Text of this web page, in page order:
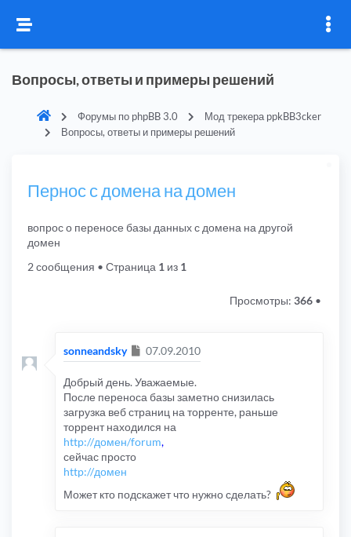
Вопросы, ответы и примеры решений
Форумы по phpBB 3.0
Мод трекера ppkBB3cker
Вопросы, ответы и примеры решений
Пернос с домена на домен
вопрос о переносе базы данных с домена на другой
домен
2 сообщения • Страница 1 из 1
Просмотры: 366 •
sonneandsky Сообщение
07.09.2010
Добрый день. Уважаемые.
После переноса базы заметно снизилась
загрузка веб страниц на торренте, раньше
торрент находился на
http://домен/forum,
сейчас просто
http://домен
Может кто подскажет что нужно сделать?